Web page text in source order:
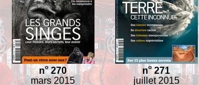
no270
mars 2015
no271
juillet 2015